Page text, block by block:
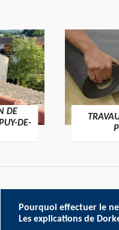
DE
DE-
Pourquoi effectuer le
Les explications de